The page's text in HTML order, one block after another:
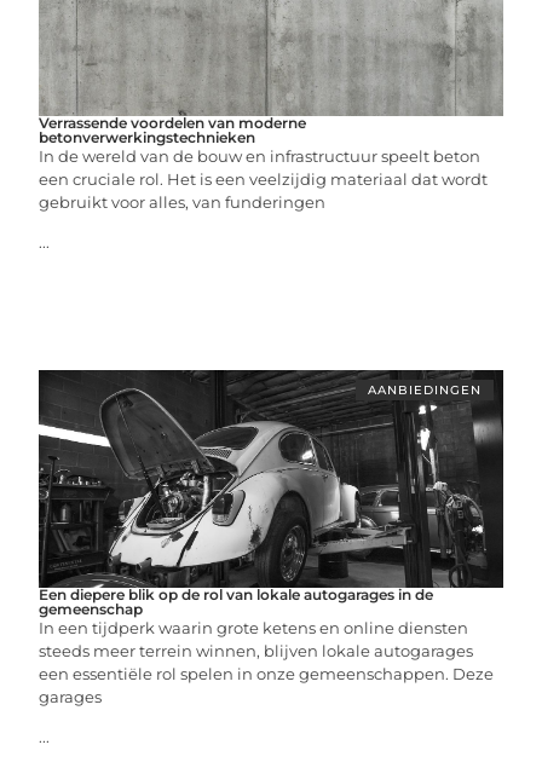
Verrassende voordelen van moderne
betonverwerkingstechnieken
In de wereld van de bouw en infrastructuur speelt beton
een cruciale rol. Het is een veelzijdig materiaal dat wordt
gebruikt voor alles, van funderingen
...
AANBIEDINGEN
Een diepere blik op de rol van lokale autogarages in de
gemeenschap
In een tijdperk waarin grote ketens en online diensten
steeds meer terrein winnen, blijven lokale autogarages
een essentiële rol spelen in onze gemeenschappen. Deze
garages
...